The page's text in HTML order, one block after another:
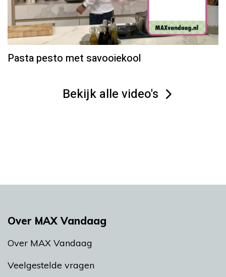
Pasta pesto met savooiekool
Bekijk alle video's
Over MAX Vandaag
Over MAX Vandaag
Veelgestelde vragen